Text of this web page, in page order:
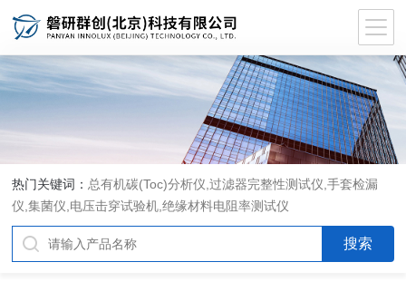
热门关键词： 总有机碳(Toc)分析仪 ,过滤器完整性测试仪 ,手套检漏
仪 ,集菌仪 电压击穿试验机 ,绝缘材料电阻率测试仪